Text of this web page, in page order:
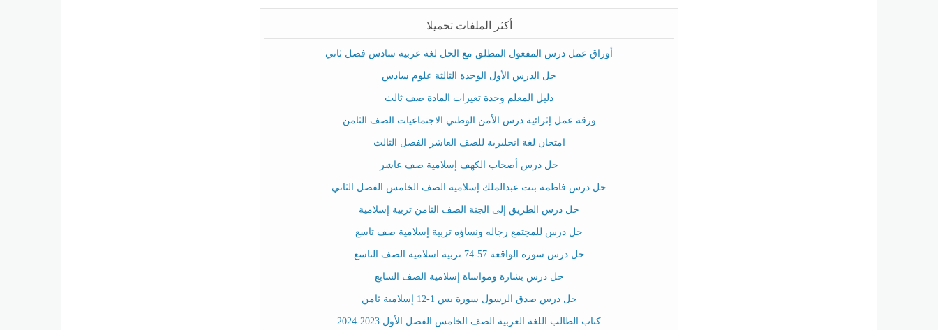
أكثر الملفات تحميلا
أوراق عمل درس المفعول المطلق مع الحل لغة عربية سادس فصل ثاني
حل الدرس الأول الوحدة الثالثة علوم سادس
دليل المعلم وحدة تغيرات المادة صف ثالث
ورقة عمل إثرائية درس الأمن الوطني الاجتماعيات الصف الثامن
امتحان لغة انجليزية للصف العاشر الفصل الثالث
حل درس أصحاب الكهف إسلامية صف عاشر
حل درس فاطمة بنت عبدالملك إسلامية الصف الخامس الفصل الثاني
حل درس الطريق إلى الجنة الصف الثامن تربية إسلامية
حل درس للمجتمع رجاله ونساؤه تربية إسلامية صف تاسع
حل درس سورة الواقعة 57-74 تربية اسلامية الصف التاسع
حل درس بشارة ومواساة إسلامية الصف السابع
حل درس صدق الرسول سورة يس 1-12 إسلامية ثامن
كتاب الطالب اللغة العربية الصف الخامس الفصل الأول 2023-2024